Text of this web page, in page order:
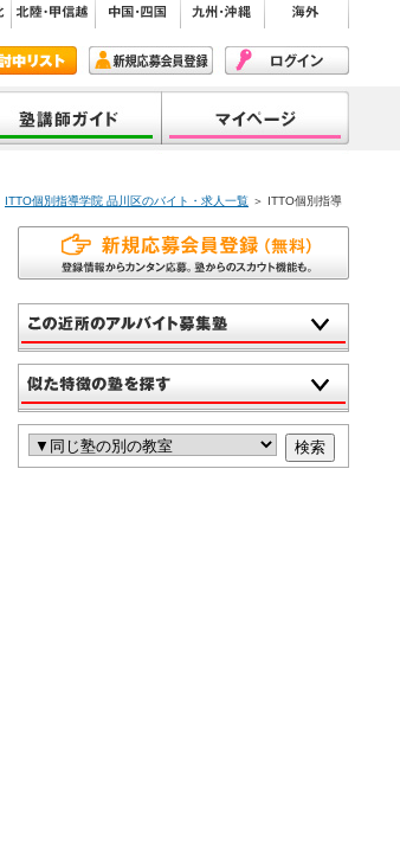
ITTO個別指導学院 品川区のバイト・求人一覧 ＞ ITTO個別指導